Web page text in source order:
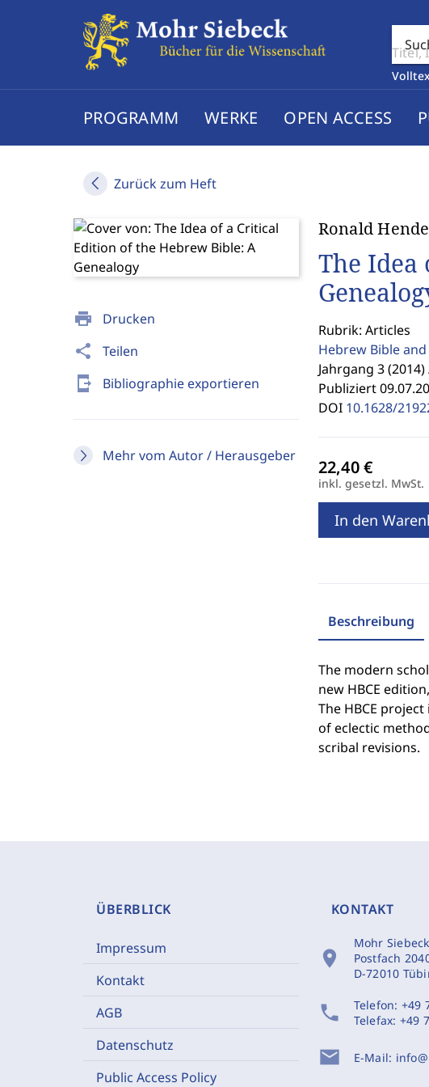
PROGRAMM WERKE OPEN ACCESS
Zurück zum Heft
print Drucken
share Teilen
send_to_mobile Bibliographie exportieren
Mehr vom Autor / Herausgeber
Ronald
The
Rubrik: Articles
Hebrew Bible
Jahrgang 3 (2014)
Publiziert
DOI 10.1628/
inkl. gesetzl. MwSt.
In den
Beschreibung
The modern
new HBCE
The HBCE
of eclectic
scribal revisions.
ÜBERBLICK
Impressum
Kontakt
AGB
Datenschutz
Public Access Policy
KONTAKT
location_on
Mohr
Postfach
D-72010
phone Telefon: +49
Telefax: +49
mail E-Mail: